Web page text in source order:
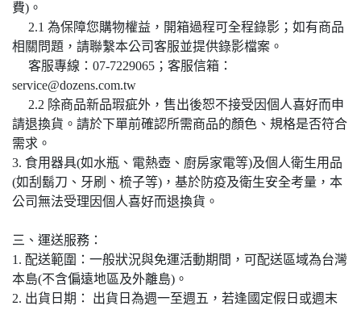
費)。
2.1 為保障您購物權益，開箱過程可全程錄影；如有商品
相關問題，請聯繫本公司客服並提供錄影檔案。
客服專線：07-7229065；客服信箱：
service@dozens.com.tw
2.2 除商品新品瑕疵外，售出後恕不接受因個人喜好而申
請退換貨。請於下單前確認所需商品的顏色、規格是否符合
需求。
3. 食用器具(如水瓶、電熱壺、廚房家電等)及個人衛生用品
(如刮鬍刀、牙刷、梳子等)，基於防疫及衛生安全考量，本
公司無法受理因個人喜好而退換貨。
三、運送服務：
1. 配送範圍：一般狀況與免運活動期間，可配送區域為台灣
本島(不含偏遠地區及外離島)。
2. 出貨日期： 出貨日為週一至週五，若逢國定假日或週末